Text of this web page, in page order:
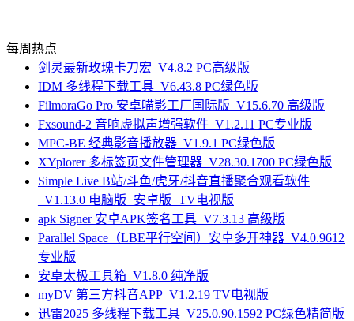
每周热点
剑灵最新玫瑰卡刀宏_V4.8.2 PC高级版
IDM 多线程下载工具_V6.43.8 PC绿色版
FilmoraGo Pro 安卓喵影工厂国际版_V15.6.70 高级版
Fxsound-2 音响虚拟声增强软件_V1.2.11 PC专业版
MPC-BE 经典影音播放器_V1.9.1 PC绿色版
XYplorer 多标签页文件管理器_V28.30.1700 PC绿色版
Simple Live B站/斗鱼/虎牙/抖音直播聚合观看软件
_V1.13.0 电脑版+安卓版+TV电视版
apk Signer 安卓APK签名工具_V7.3.13 高级版
Parallel Space（LBE平行空间）安卓多开神器_V4.0.9612
专业版
安卓太极工具箱_V1.8.0 纯净版
myDV 第三方抖音APP_V1.2.19 TV电视版
迅雷2025 多线程下载工具_V25.0.90.1592 PC绿色精简版